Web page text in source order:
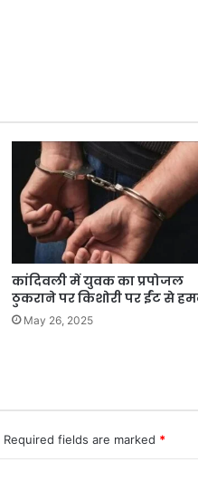
कांदिवली में युवक का प्रपोजल
ठुकराने पर किशोरी पर ईंट से
May 26, 2025
Required fields are marked *